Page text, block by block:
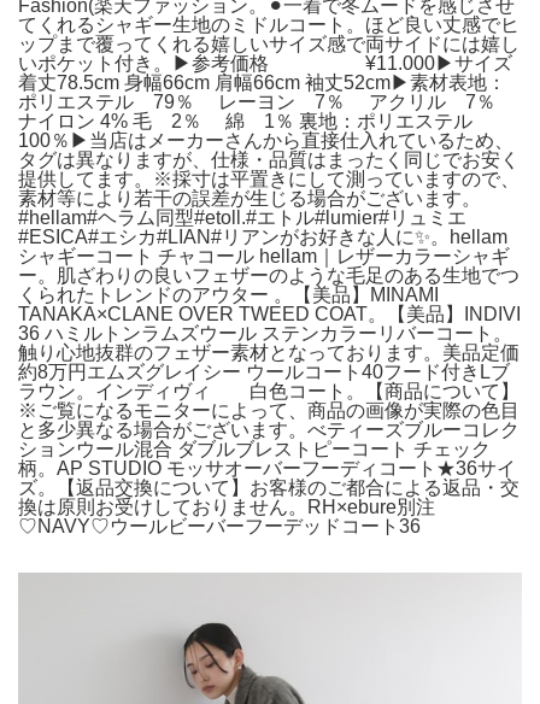
Fashion(楽天ファッション。⚫︎一着で冬ムードを感じさせ
てくれるシャギー生地のミドルコート。ほど良い丈感でヒ
ップまで覆ってくれる嬉しいサイズ感で両サイドには嬉し
いポケット付き。▶︎参考価格 ¥11.000▶︎サイズ
着丈78.5cm 身幅66cm 肩幅66cm 袖丈52cm▶︎素材表地：
ポリエステル 79％ レーヨン 7％ アクリル 7％
ナイロン 4% 毛 2％ 綿 1％ 裏地：ポリエステル
100％▶︎当店はメーカーさんから直接仕入れているため、
タグは異なりますが、仕様・品質はまったく同じでお安く
提供してます。※採寸は平置きにして測っていますので、
素材等により若干の誤差が生じる場合がございます。
#hellam#ヘラム同型#etoll.#エトル#lumier#リュミエ
#ESICA#エシカ#LIAN#リアンがお好きな人に✨。hellam
シャギーコート チャコール hellam｜レザーカラーシャギ
ー。肌ざわりの良いフェザーのような毛足のある生地でつ
くられたトレンドのアウター 。【美品】MINAMI
TANAKA×CLANE OVER TWEED COAT。【美品】INDIVI
36 ハミルトンラムズウール ステンカラーリバーコート。
触り心地抜群のフェザー素材となっております。美品定価
約8万円エムズグレイシー ウールコート40フード付きLブ
ラウン。インディヴィ 白色コート。【商品について】
※ご覧になるモニターによって、商品の画像が実際の色目
と多少異なる場合がございます。べティーズブルーコレク
ションウール混合 ダブルブレストピーコート チェック
柄。AP STUDIO モッサオーバーフーディコート★36サイ
ズ。【返品交換について】お客様のご都合による返品・交
換は原則お受けしておりません。RH×ebure別注
♡NAVY♡ウールビーバーフーデッドコート36